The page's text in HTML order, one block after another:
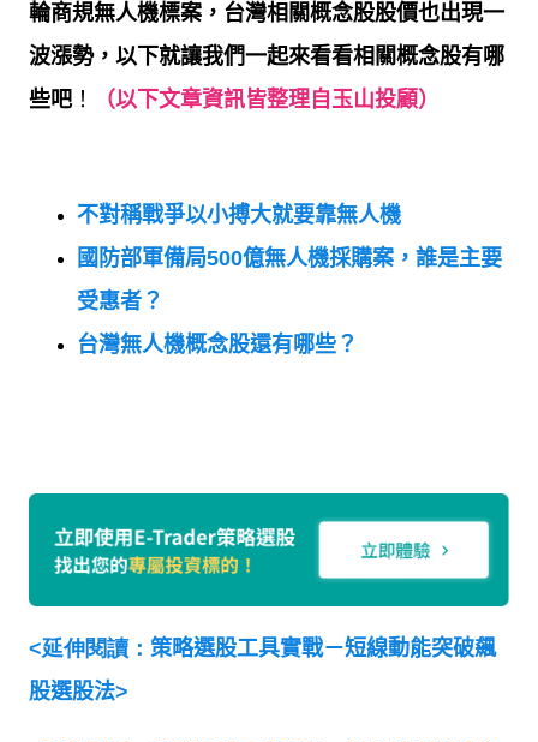
輪商規無人機標案，台灣相關概念股股價也出現一
波漲勢，以下就讓我們一起來看看相關概念股有哪
些吧 ！ （以下文章資訊皆整理自玉山投顧）
不對稱戰爭以小搏大就要靠無人機
國防部軍備局500億無人機採購案，誰是主要
受惠者？
台灣無人機概念股還有哪些？
<延伸閱讀： 策略選股工具實戰－短線動能突破飆
股選股法>